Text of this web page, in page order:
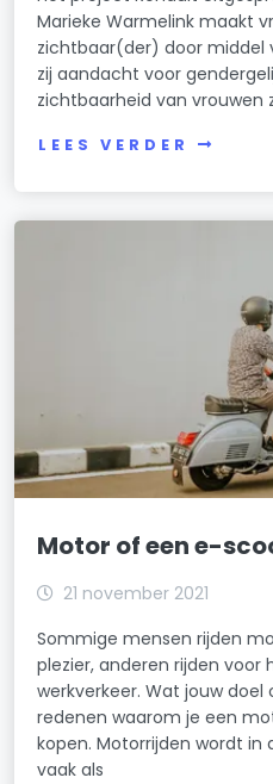
Marieke Warmelink maakt
zichtbaar(der) door middel
zij aandacht voor
zichtbaarheid van vrouwen
LEES VERDER
Motor of een e-
21 november 2021
Sommige mensen rijden
plezier, anderen rijden voor
werkverkeer. Wat jouw doel
redenen waarom je een
kopen. Motorrijden wordt
vaak als